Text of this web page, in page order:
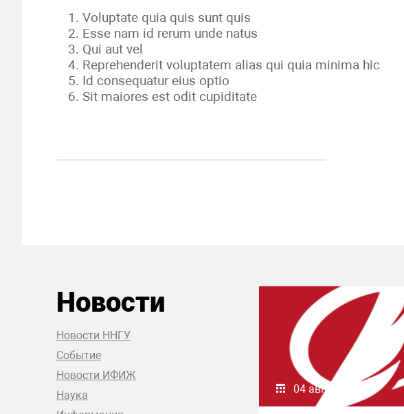
Voluptate quia quis sunt quis
Esse nam id rerum unde natus
Qui aut vel
Reprehenderit voluptatem alias qui quia minima hic
Id consequatur eius optio
Sit maiores est odit cupiditate
Новости
Новости ННГУ
Событие
Новости ИФИЖ
Наука
04 августа 2026